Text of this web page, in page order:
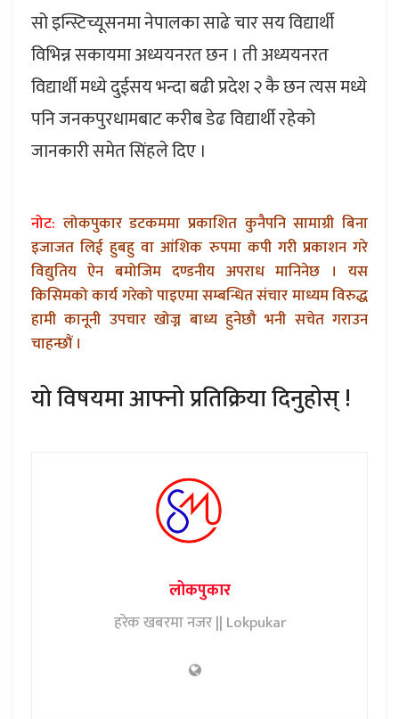
सो इन्स्टिच्यूसनमा नेपालका साढे चार सय विद्यार्थी
विभिन्न सकायमा अध्ययनरत छन । ती अध्ययनरत
विद्यार्थी मध्ये दुईसय भन्दा बढी प्रदेश २ कै छन त्यस मध्ये
पनि जनकपुरधामबाट करीब डेढ विद्यार्थी रहेको
जानकारी समेत सिंहले दिए ।
नोट: लोकपुकार डटकममा प्रकाशित कुनैपनि सामाग्री बिना
इजाजत लिई हुबहु वा आंशिक रुपमा कपी गरी प्रकाशन गरे
विद्युतिय ऐन बमोजिम दण्डनीय अपराध मानिनेछ । यस
किसिमको कार्य गरेको पाइएमा सम्बन्धित संचार माध्यम विरुद्ध
हामी कानूनी उपचार खोज्न बाध्य हुनेछौ भनी सचेत गराउन
चाहन्छौं ।
यो विषयमा आफ्नो प्रतिक्रिया दिनुहोस् !
लोकपुकार
हरेक खबरमा नजर || Lokpukar